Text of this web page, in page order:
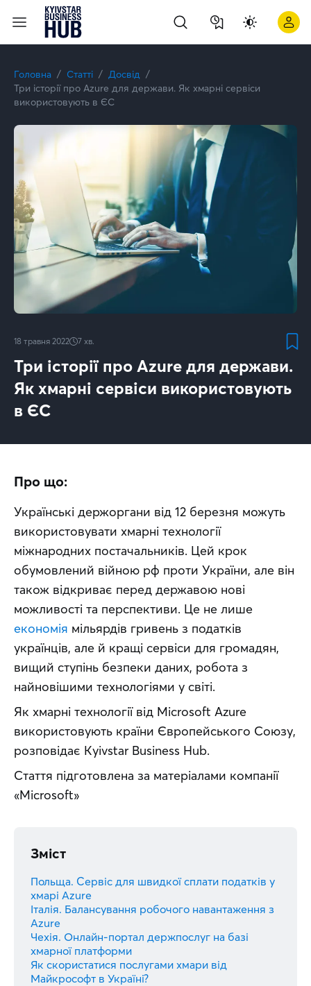
Головна Статті
Досвід
Три історії про Azure для держави. Як хмарні сервіси
використовують в ЄС
18 травня 2022 7 хв.
Три історії про Azure для держави.
Як хмарні сервіси використовують
в ЄС
Про що:
Українські держоргани від 12 березня можуть
використовувати хмарні технології
міжнародних постачальників. Цей крок
обумовлений війною рф проти України, але він
також відкриває перед державою нові
економія мільярдів гривень з податків
українців, але й кращі сервіси для громадян,
вищий ступінь безпеки даних, робота з
найновішими технологіями у світі.
Як хмарні технології від Microsoft Azure
використовують країни Європейського Союзу,
розповідає Kyivstar Business Hub.
Стаття підготовлена за матеріалами компанії
«Microsoft»
Зміст
Польща. Сервіс для швидкої сплати податків у
хмарі Azure
Італія. Балансування робочого навантаження з
Azure
Чехія. Онлайн-портал держпослуг на базі
хмарної платформи
Як скористатися послугами хмари від
Майкрософт в Україні?
Три історії про Azure для держави. Як хмарні сервіси